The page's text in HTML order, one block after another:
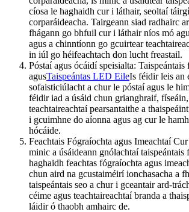
cíosa le haghaidh cur i láthair, seoltaí
corparáideacha. Tairgeann siad radhairc
fhágann go bhfuil cur i láthair níos mó
agus a chinntíonn go gcuirtear
in iúl go héifeachtach don lucht freastail.
Póstaí agus ócáidí speisialta:
agusTaispeántas LED EileIs féidir leis an
sofaisticiúlacht a chur le póstaí agus le
féidir iad a úsáid chun grianghraif,
teachtaireachtaí pearsantaithe a
i gcuimhne do aíonna agus ag cur le
hócáide.
Feachtais Fógraíochta agus Imeachtaí
minic a úsáideann gnólachtaí taispeántais
haghaidh feachtas fógraíochta agus
chun aird na gcustaiméirí ionchasacha a
taispeántais seo a chur i gceantair ard-
céime agus teachtaireachtaí branda a
láidir ó thaobh amhairc de.